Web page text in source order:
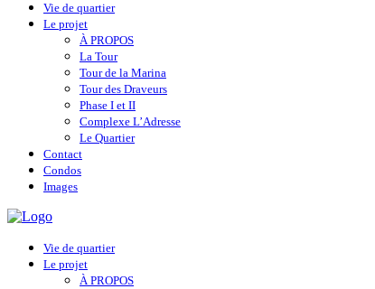
Vie de quartier
Le projet
À PROPOS
La Tour
Tour de la Marina
Tour des Draveurs
Phase I et II
Complexe L’Adresse
Le Quartier
Contact
Condos
Images
Vie de quartier
Le projet
À PROPOS